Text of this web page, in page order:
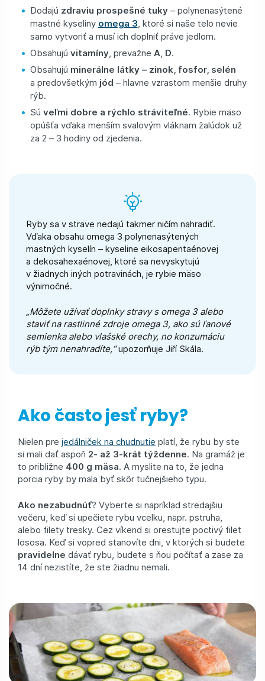
Dodajú zdraviu prospešné tuky– polynenasýtené
mastné kyseliny omega 3 , ktoré si naše telo nevie
samo vytvoriť a musí ich doplniť práve jedlom.
Obsahujú vitamíny, prevažne A D.
Obsahujú minerálne látky – zinok, fosfor, selén
a predovšetkým jód – hlavne vzrastom menšie druhy
rýb.
Sú veľmi dobre a rýchlo stráviteľné. Rybie mäso
opúšťa vďaka menším svalovým vláknam žalúdok už
za 2 – 3 hodiny od zjedenia.
Ryby sa v strave nedajú takmer ničím nahradiť.
Vďaka obsahu omega 3 polynenasýtených
mastných kyselín – kyseline eikosapentaénovej
a dekosahexaénovej, ktoré sa nevyskytujú
v žiadnych iných potravinách, je rybie mäso
výnimočné.
„Môžete užívať doplnky stravy s omega 3 alebo
staviť na rastlinné zdroje omega 3, ako sú ľanové
semienka alebo vlašské orechy, no konzumáciu
rýb tým nenahradíte,“upozorňuje Jiří Skála.
Ako často jesť ryby?
Nielen pre jedálniček na chudnutie platí, že rybu by ste
si mali dať aspoň 2- až 3-krát týždenne. Na gramáž je
to približne 400 g mäsa. A myslite na to, že jedna
porcia ryby by mala byť skôr tučnejšieho typu.
Ako nezabudnúť? Vyberte si napríklad stredajšiu
večeru, keď si upečiete rybu vcelku, napr. pstruha,
alebo filety tresky. Cez víkend si orestujte poctivý filet
lososa. Keď si vopred stanovíte dni, v ktorých si budete
pravidelne dávať rybu, budete s ňou počítať a zase za
14 dní nezistíte, že ste žiadnu nemali.